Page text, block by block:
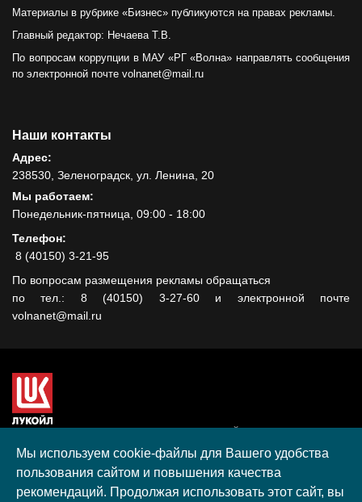
Материалы в рубрике «Бизнес» публикуются на правах рекламы.
Главный редактор: Нечаева Т.В.
По вопросам коррупции в МАУ «РГ «Волна» направлять сообщения
по электронной почте volnanet@mail.ru
Наши контакты
Адрес:
238530, Зеленоградск, ул. Ленина, 20
Мы работаем:
Понедельник-пятница, 09:00 - 18:00
Телефон:
8 (40150) 3-21-95
По вопросам размещения рекламы обращаться
по тел.: 8 (40150) 3-27-60 и электронной почте
volnanet@mail.ru
гранта, полученного в рамках XIII Конкурса социальных и
культурных проектов ПАО "ЛУКОЙЛ" на территории
Калининградской области в 2020 году
Мы используем cookie-файлы для Вашего удобства
пользования сайтом и повышения качества
рекомендаций. Продолжая использовать этот сайт, вы